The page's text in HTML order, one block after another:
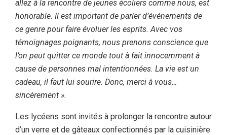
allez à la rencontre de jeunes écoliers comme nous, est
honorable. Il est important de parler d’événements de
ce genre pour faire évoluer les esprits. Avec vos
témoignages poignants, nous prenons conscience que
l’on peut quitter ce monde tout à fait innocemment à
cause de personnes mal intentionnées. La vie est un
cadeau, il faut lui sourire. Donc, merci à vous…
sincèrement ».
Les lycéens sont invités à prolonger la rencontre autour
d’un verre et de gâteaux confectionnés par la cuisinière